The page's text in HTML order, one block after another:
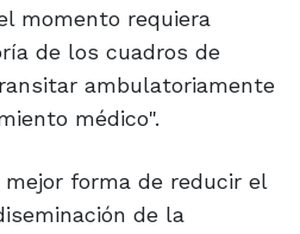
momento requiera
de los cuadros de
ambulatoriamente
médico".
forma de reducir el
de la